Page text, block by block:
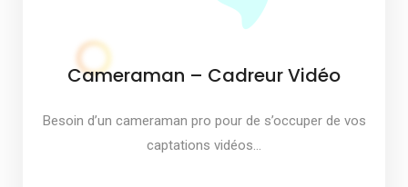
Cameraman – Cadreur Vidéo
Besoin d’un cameraman pro pour de s’occuper de vos
captations vidéos…